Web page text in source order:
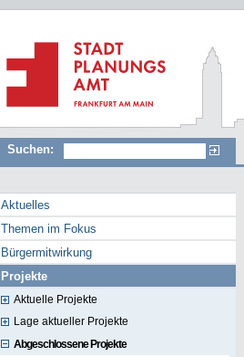
Suchen:
Aktuelles
Themen im Fokus
Bürgermitwirkung
Projekte
Aktuelle Projekte
Lage aktueller Projekte
Abgeschlossene Projekte